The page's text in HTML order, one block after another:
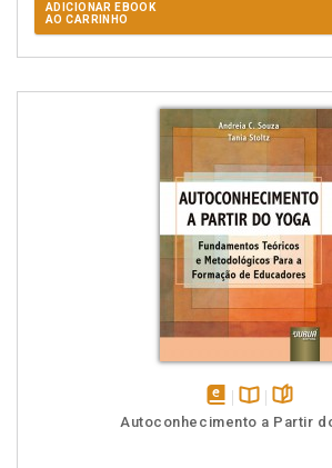
ADICIONAR EBOOK
AO CARRINHO
disponívelDisponível
páginas
Autoconhecimento a Partir